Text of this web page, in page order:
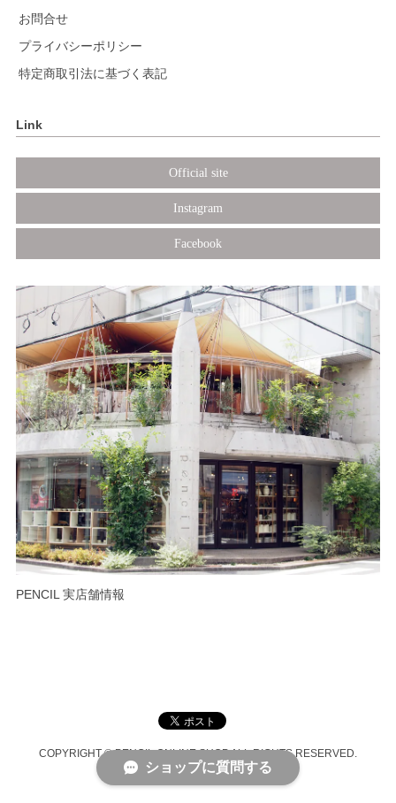
お問合せ
プライバシーポリシー
特定商取引法に基づく表記
Link
Official site
Instagram
Facebook
PENCIL 実店舗情報
COPYRIGHT © PENCIL ONLINE SHOP ALL RIGHTS RESERVED.
ショップに質問する